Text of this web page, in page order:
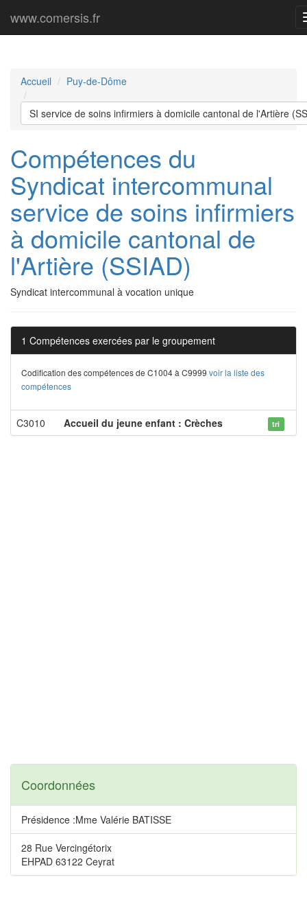
www.comersis.fr
Accueil Puy-de-Dôme
SI service de soins infirmiers à domicile cantonal de l'Artière
Compétences du
Syndicat intercommunal
service de soins infirmiers
à domicile cantonal de
l'Artière (SSIAD)
Syndicat intercommunal à vocation unique
1 Compétences exercées par le groupement
Codification des compétences de C1004 à C9999 voir la liste des
compétences
C3010 Accueil du jeune enfant : Crèches tri
Coordonnées
Présidence :Mme Valérie BATISSE
28 Rue Vercingétorix
EHPAD 63122 Ceyrat